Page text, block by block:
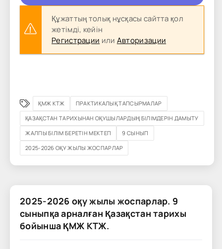
Құжаттың толық нұсқасы сайтта қол
жетімді, кейін
Регистрации или Авторизации
ҚМЖ КТЖ
ПРАКТИКАЛЫҚ ТАПСЫРМАЛАР
ҚАЗАҚСТАН ТАРИХЫНАН ОҚУШЫЛАРДЫҢ БІЛІМДЕРІН ДАМЫТУ
ЖАЛПЫ БІЛІМ БЕРЕТІН МЕКТЕП
9 СЫНЫП
2025-2026 ОҚУ ЖЫЛЫ ЖОСПАРЛАР
2025-2026 оқу жылы жоспарлар. 9
сыныпқа арналған Қазақстан тарихы
бойынша ҚМЖ КТЖ.